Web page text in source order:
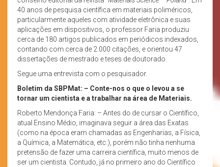
40 anos de pesquisa científica em materiais poliméricos,
particularmente aqueles com atividade eletrônica e suas
aplicações em dispositivos, o professor Faria produziu
cerca de 180 artigos publicados em periódicos indexados,
contando com cerca de 2.000 citações, e orientou 47
dissertações de mestrado e teses de doutorado.
Segue uma entrevista com o pesquisador.
Boletim da SBPMat: – Conte-nos o que o levou a se
tornar um cientista e a trabalhar na área de Materiais.
Roberto Mendonça Faria: – Antes do de cursar o Científico,
atual Ensino Médio, imaginava seguir a área das Exatas
(como na época eram chamadas as Engenharias, a Física,
a Química, a Matemática, etc.), porém não tinha nenhuma
pretensão de fazer uma carreira científica, muito menos de
ser um cientista. Contudo, já no primeiro ano do Científico